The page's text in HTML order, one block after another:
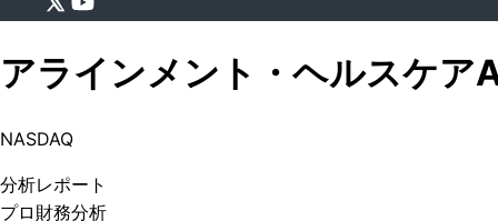
アラインメント・ヘルスケア
NASDAQ
分析レポート
プロ 財務分析